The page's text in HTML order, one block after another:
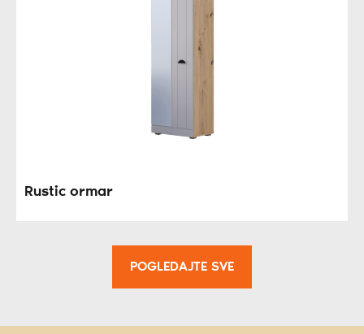
Rustic ormar
POGLEDAJTE SVE